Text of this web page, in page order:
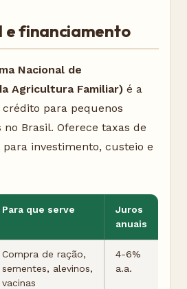
e financiamento
Nacional de
Agricultura Familiar) é a
para pequenos
Brasil. Oferece taxas de
investimento, custeio e
Para que serve
Juros
anuais
Compra de ração,
sementes, alevinos,
vacinas
4-6%
a.a.